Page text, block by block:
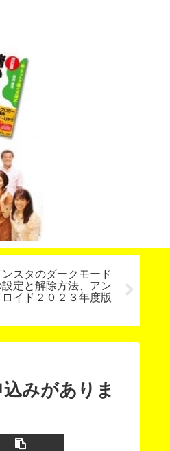
ンスタのダークモード
設定と解除方法、アン
ロイド２０２３年度版
みがありま